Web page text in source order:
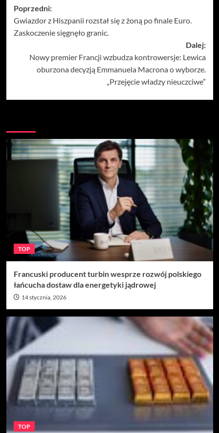
Zobacz
wpisy
Poprzedni:
Gwiazdor z Hiszpanii rozstał się z żoną po finale Euro.
Zaskoczenie sięgnęło granic.
Dalej:
Nowy premier Francji wzbudza kontrowersje: Lewica
oburzona decyzją Emmanuela Macrona o wyborze.
„Przejęcie władzy nieuczciwe”
TOP
Francuski producent turbin wesprze rozwój polskiego
łańcucha dostaw dla energetyki jądrowej
14 stycznia, 2026
TOP